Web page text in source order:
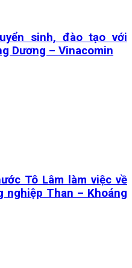
sinh, đào tạo với
Dương – Vinacomin
Tô Lâm làm việc về
nghiệp Than – Khoáng